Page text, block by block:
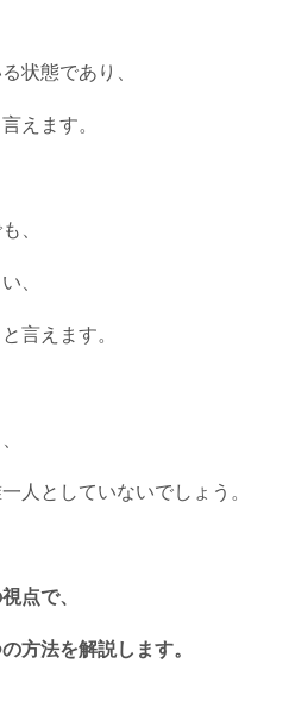
状態であり、
えます。
、
、
言えます。
人としていないでしょう。
点で、
方法を解説します。